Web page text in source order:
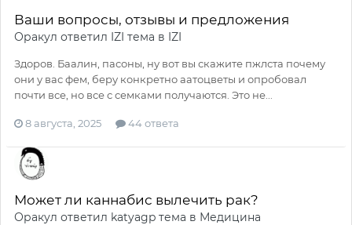
Ваши вопросы, отзывы и предложения
Оракул ответил IZI тема в IZI
Здоров. Баалин, пасоны, ну вот вы скажите пжлста почему
они у вас фем, беру конкретно аатоцветы и опробовал
почти все, но все с семками получаются. Это не...
8 августа, 2025 44 ответа
Может ли каннабис вылечить рак?
Оракул ответил katyagp тема в Медицина